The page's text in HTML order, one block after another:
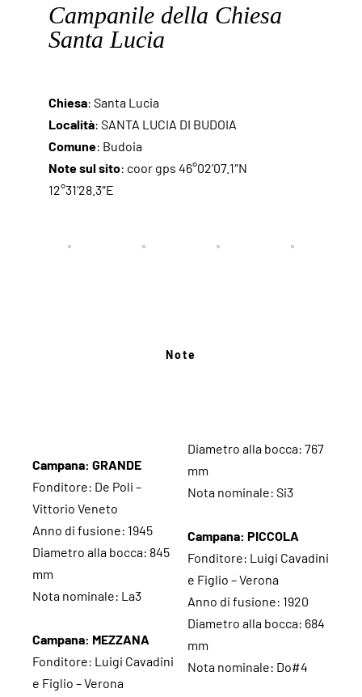
Campanile della Chiesa
Santa Lucia
Chiesa: Santa Lucia
Località: SANTA LUCIA DI BUDOIA
Comune: Budoia
Note sul sito: coor gps 46°02’07.1″N
12°31’28.3″E
Note
Campana: GRANDE
Fonditore: De Poli –
Vittorio Veneto
Anno di fusione: 1945
Diametro alla bocca: 845
mm
Nota nominale: La3
Campana: MEZZANA
Fonditore: Luigi Cavadini
e Figlio – Verona
Diametro alla bocca: 767
mm
Nota nominale: Si3
Campana: PICCOLA
Fonditore: Luigi Cavadini
e Figlio – Verona
Anno di fusione: 1920
Diametro alla bocca: 684
mm
Nota nominale: Do#4